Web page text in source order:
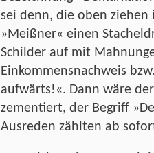
sei denn, die oben
»Meißner« einen
Schilder auf mit
Einkommensnachweis
aufwärts!«. Dann wäre
zementiert, der Begriff
Ausreden zählten ab